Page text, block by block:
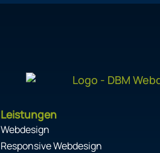
Leistungen
Webdesign
Responsive Webdesign